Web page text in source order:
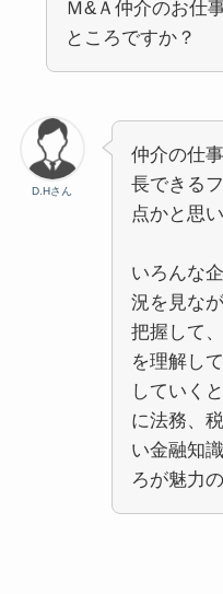
Ｍ&Ａ仲介のお仕
ところですか？
D.Hさん
仲介の仕
長できる
点かと思い
いろんな
況を見な
把握して
を理解し
していく
に法務、
い金融知
ろが魅力